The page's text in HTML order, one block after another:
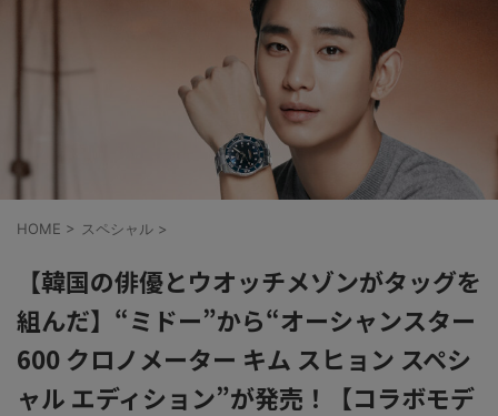
HOME > スペシャル >
【韓国の俳優とウオッチメゾンがタッグを
組んだ】“ミドー”から“オーシャンスター
600 クロノメーター キム スヒョン スペシ
ャル エディション”が発売！【コラボモデ